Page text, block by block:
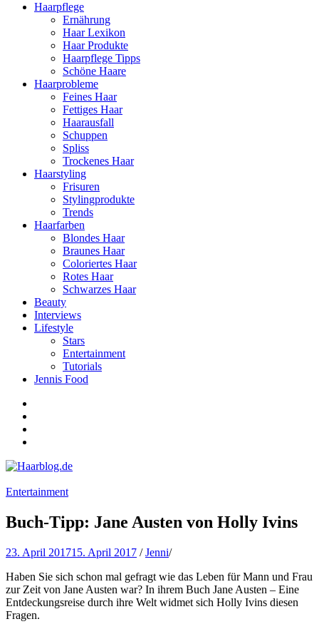
Haarpflege
Ernährung
Haar Lexikon
Haar Produkte
Haarpflege Tipps
Schöne Haare
Haarprobleme
Feines Haar
Fettiges Haar
Haarausfall
Schuppen
Spliss
Trockenes Haar
Haarstyling
Frisuren
Stylingprodukte
Trends
Haarfarben
Blondes Haar
Braunes Haar
Coloriertes Haar
Rotes Haar
Schwarzes Haar
Beauty
Interviews
Lifestyle
Stars
Entertainment
Tutorials
Jennis Food
Haarblog.de
Haarpflege | Haarstyling | Beauty | Entertainment
Entertainment
Buch-Tipp: Jane Austen von Holly Ivins
23. April 201715. April 2017 /Jenni/
Haben Sie sich schon mal gefragt wie das Leben für Mann und Frau
zur Zeit von Jane Austen war? In ihrem Buch Jane Austen – Eine
Entdeckungsreise durch ihre Welt widmet sich Holly Ivins diesen
Fragen.